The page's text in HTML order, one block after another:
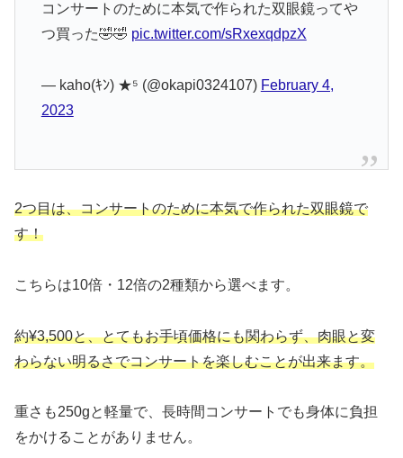
コンサートのために本気で作られた双眼鏡ってや
つ買った🤣🤣 pic.twitter.com/sRxexqdpzX
— kaho(ｷﾝ) ★⁵ (@okapi0324107) February 4,
2023
2つ目は、コンサートのために本気で作られた双眼鏡で
す！
こちらは10倍・12倍の2種類から選べます。
約¥3,500と、とてもお手頃価格にも関わらず、肉眼と変
わらない明るさでコンサートを楽しむことが出来ます。
重さも250gと軽量で、長時間コンサートでも身体に負担
をかけることがありません。